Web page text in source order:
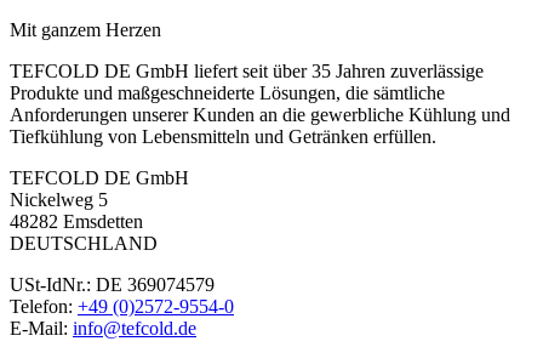
Mit ganzem Herzen
TEFCOLD DE GmbH liefert seit über 35 Jahren zuverlässige
Produkte und maßgeschneiderte Lösungen, die sämtliche
Anforderungen unserer Kunden an die gewerbliche Kühlung und
Tiefkühlung von Lebensmitteln und Getränken erfüllen.
TEFCOLD DE GmbH
Nickelweg 5
48282 Emsdetten
DEUTSCHLAND
USt-IdNr.: DE 369074579
Telefon: +49 (0)2572-9554-0
E-Mail: info@tefcold.de